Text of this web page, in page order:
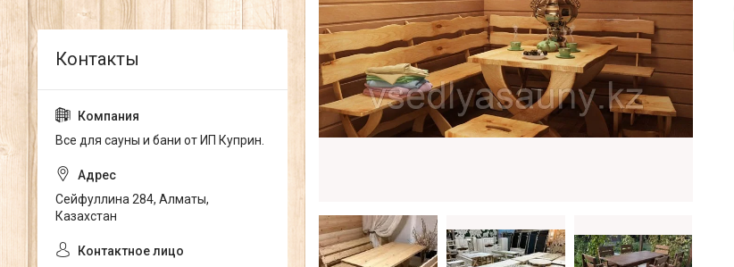
Все для сауны и бани от ИП Куприн.
Сейфуллина 284, Алматы,
Казахстан